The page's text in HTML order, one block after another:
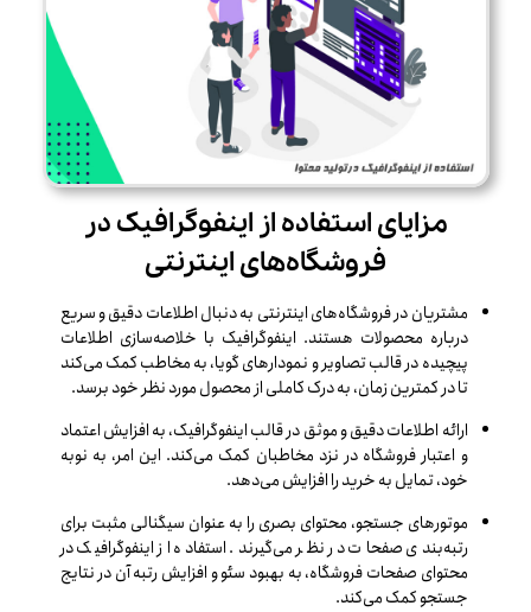
مزایای استفاده از اینفوگرافیک در
فروشگاه‌های اینترنتی
مشتریان در فروشگاه‌های اینترنتی به دنبال اطلاعات دقیق و سریع
درباره محصولات هستند. اینفوگرافیک با خلاصه‌سازی اطلاعات
پیچیده در قالب تصاویر و نمودارهای گویا، به مخاطب کمک می‌کند
تا در کمترین زمان، به درک کاملی از محصول مورد نظر خود برسد.
ارائه اطلاعات دقیق و موثق در قالب اینفوگرافیک، به افزایش اعتماد
و اعتبار فروشگاه در نزد مخاطبان کمک می‌کند. این امر، به نوبه
خود، تمایل به خرید را افزایش می‌دهد.
موتورهای جستجو، محتوای بصری را به عنوان سیگنالی مثبت برای
رتبه‌بندی صفحات در نظر می‌گیرند. استفاده از اینفوگرافیک در
محتوای صفحات فروشگاه، به بهبود سئو و افزایش رتبه آن در نتایج
جستجو کمک می‌کند.